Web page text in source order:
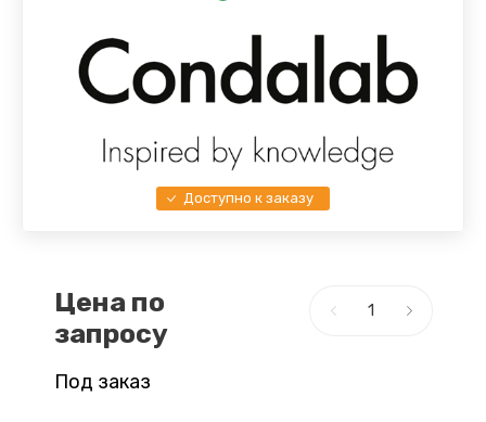
Доступно к заказу
Цена по
запросу
Под заказ